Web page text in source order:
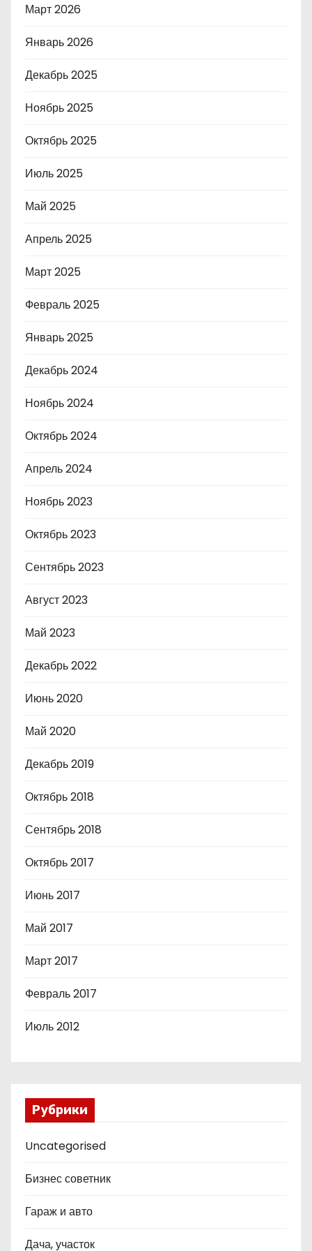
Март 2026
Январь 2026
Декабрь 2025
Ноябрь 2025
Октябрь 2025
Июль 2025
Май 2025
Апрель 2025
Март 2025
Февраль 2025
Январь 2025
Декабрь 2024
Ноябрь 2024
Октябрь 2024
Апрель 2024
Ноябрь 2023
Октябрь 2023
Сентябрь 2023
Август 2023
Май 2023
Декабрь 2022
Июнь 2020
Май 2020
Декабрь 2019
Октябрь 2018
Сентябрь 2018
Октябрь 2017
Июнь 2017
Май 2017
Март 2017
Февраль 2017
Июль 2012
Рубрики
Uncategorised
Бизнес советник
Гараж и авто
Дача, участок